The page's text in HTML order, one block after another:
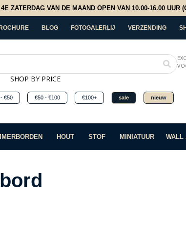
ZATERDAG VAN DE MAAND OPEN VAN 10.00-16.00 UUR
BLOG FOTOGALERLIJ VERZENDING
SHOP BY PRICE
€50 €50 - €100 €100+ sale nieuw
HOUT STOF MINIATUUR WALL